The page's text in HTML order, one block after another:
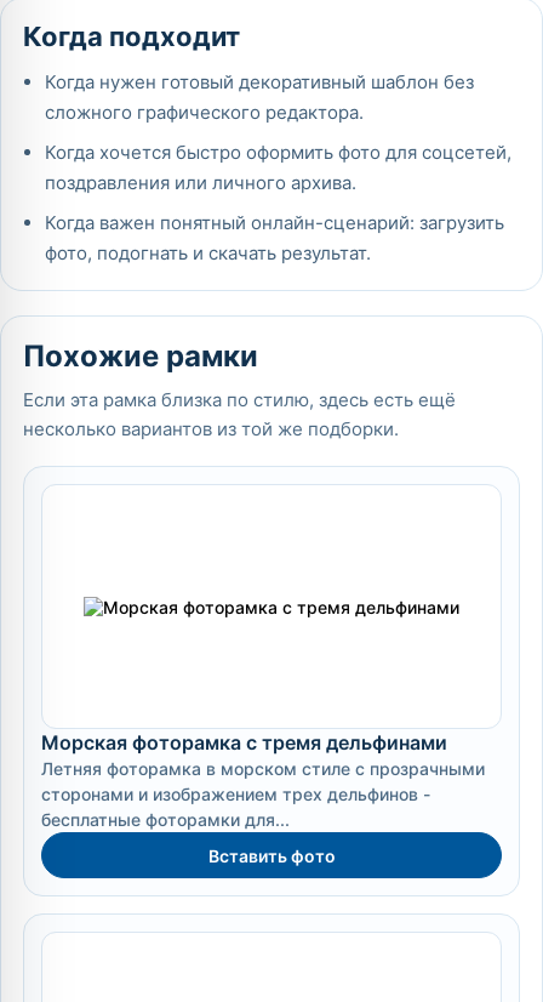
Когда подходит
Когда нужен готовый декоративный шаблон без
сложного графического редактора.
Когда хочется быстро оформить фото для соцсетей,
поздравления или личного архива.
Когда важен понятный онлайн-сценарий: загрузить
фото, подогнать и скачать результат.
Похожие рамки
Если эта рамка близка по стилю, здесь есть ещё
несколько вариантов из той же подборки.
Морская фоторамка с тремя дельфинами
Летняя фоторамка в морском стиле с прозрачными
сторонами и изображением трех дельфинов -
бесплатные фоторамки для...
Вставить фото